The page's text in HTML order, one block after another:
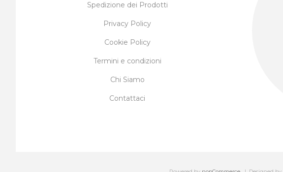
Spedizione dei Prodotti
Privacy Policy
Cookie Policy
Termini e condizioni
Chi Siamo
Contattaci